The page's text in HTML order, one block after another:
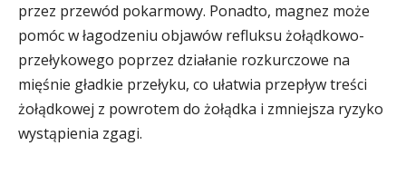
przez przewód pokarmowy. Ponadto, magnez może
pomóc w łagodzeniu objawów refluksu żołądkowo-
przełykowego poprzez działanie rozkurczowe na
mięśnie gładkie przełyku, co ułatwia przepływ treści
żołądkowej z powrotem do żołądka i zmniejsza ryzyko
wystąpienia zgagi.